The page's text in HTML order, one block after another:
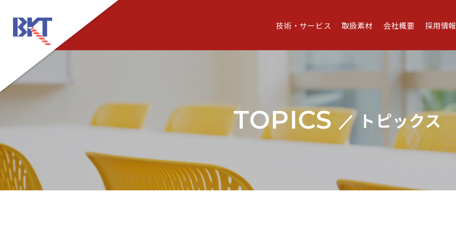
技術・サービス 取扱素材 会社概要 採用情報
TOPICS トピックス